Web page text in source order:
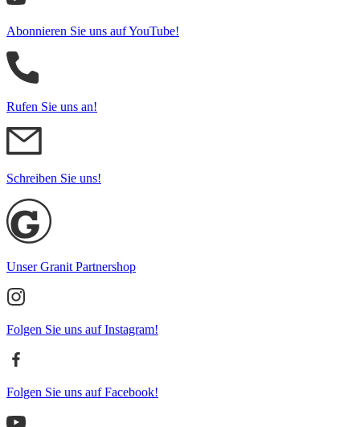
Abonnieren Sie uns auf YouTube!
Rufen Sie uns an!
Schreiben Sie uns!
Unser Granit Partnershop
Folgen Sie uns auf Instagram!
Folgen Sie uns auf Facebook!